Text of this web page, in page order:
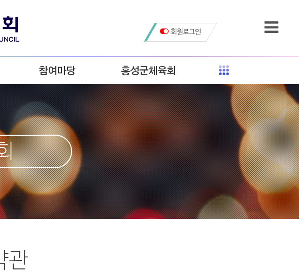
회원로그인
참여마당 홍성군체육회
관